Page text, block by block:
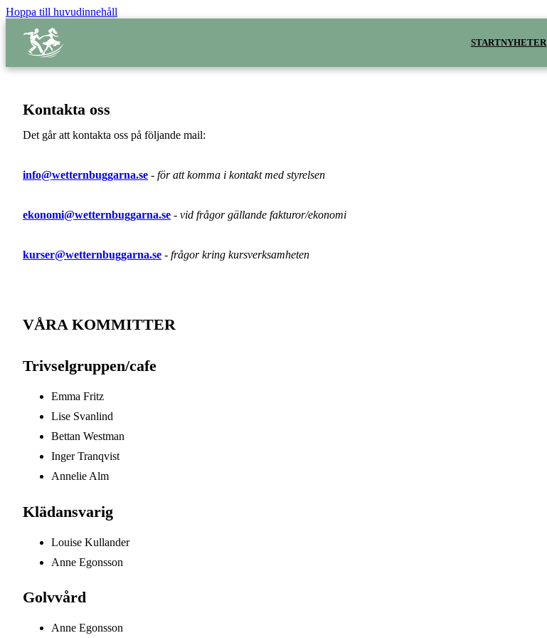
Hoppa till huvudinnehåll
STARTNYHETER
Kontakta oss
Det går att kontakta oss på följande mail:
info@wetternbuggarna.se - för att komma i kontakt med styrelsen
ekonomi@wetternbuggarna.se - vid frågor gällande fakturor/ekonomi
kurser@wetternbuggarna.se - frågor kring kursverksamheten
VÅRA KOMMITTER
Trivselgruppen/cafe
Emma Fritz
Lise Svanlind
Bettan Westman
Inger Tranqvist
Annelie Alm
Klädansvarig
Louise Kullander
Anne Egonsson
Golvvård
Anne Egonsson